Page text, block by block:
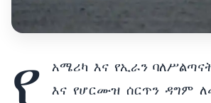
የ
አሜሪካ እና የኢራን
እና የሆርሙዝ ሰርጥን ዳግም